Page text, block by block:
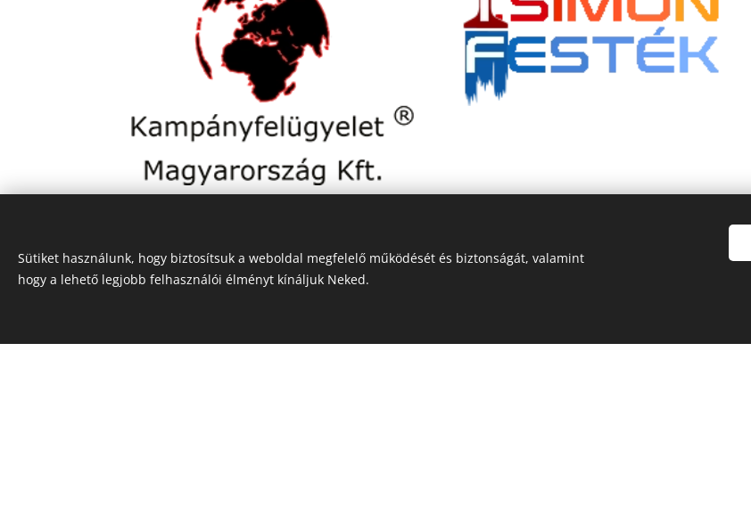
Sütiket használunk, hogy biztosítsuk a weboldal megfelelő működését és biztonságát, valamint
hogy a lehető legjobb felhasználói élményt kínáljuk Neked.